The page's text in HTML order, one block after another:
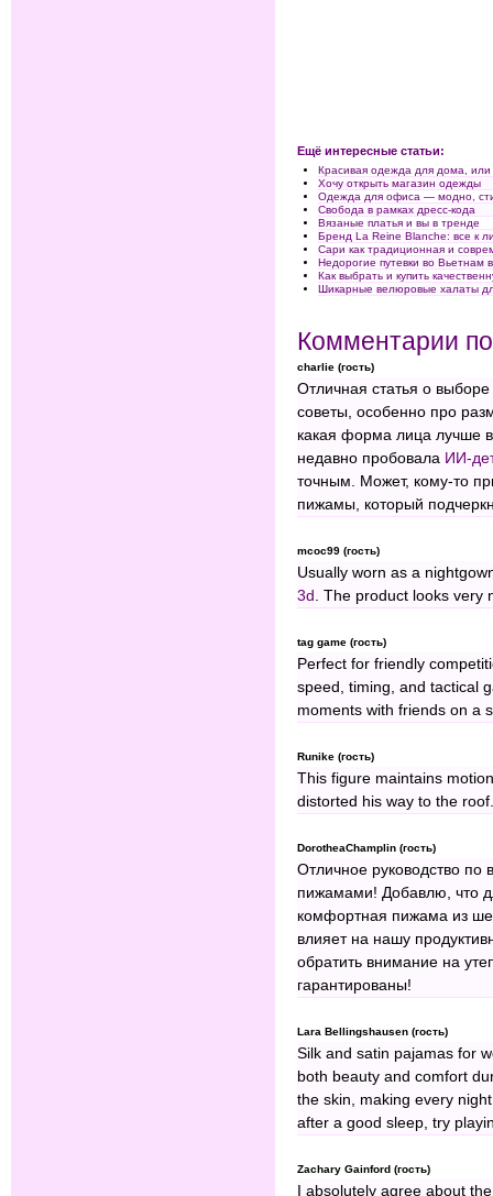
Ещё интересные статьи:
Красивая одежда для дома, или
Хочу открыть магазин одежды
Одежда для офиса — модно,
Свобода в рамках дресс-кода
Вязаные платья и вы в тренде
Бренд La Reine Blanche: все к
Сари как традиционная и
Недорогие путевки во Вьетнам
Как выбрать и купить
Шикарные велюровые халаты
Комментарии
charlie (гость)
Отличная статья о
советы, особенно про
какая форма лица лучше
недавно пробовала ИИ-
точным. Может, кому-то
пижамы, который
mcoc99 (гость)
Usually worn as a
3d . The product looks very
tag game (гость)
Perfect for friendly
speed, timing, and tactical
moments with friends on a
Runike (гость)
This figure maintains
distorted his way to the
DorotheaChamplin (гость)
Отличное руководство
пижамами! Добавлю, что
комфортная пижама из
влияет на нашу
обратить внимание на
гарантированы!
Lara Bellingshausen (гость)
Silk and satin pajamas for
both beauty and comfort
the skin, making every
after a good sleep, try
Zachary Gainford (гость)
I absolutely agree about